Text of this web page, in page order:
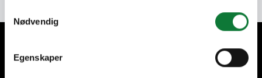
Nødvendig
EgenskaperA vos côtés pour vos projets